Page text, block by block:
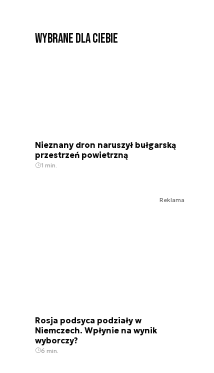
Wybrane dla Ciebie
Nieznany dron naruszył bułgarską
przestrzeń powietrzną
1 min.
Reklama
Rosja podsyca podziały w
Niemczech. Wpłynie na wynik
wyborczy?
6 min.